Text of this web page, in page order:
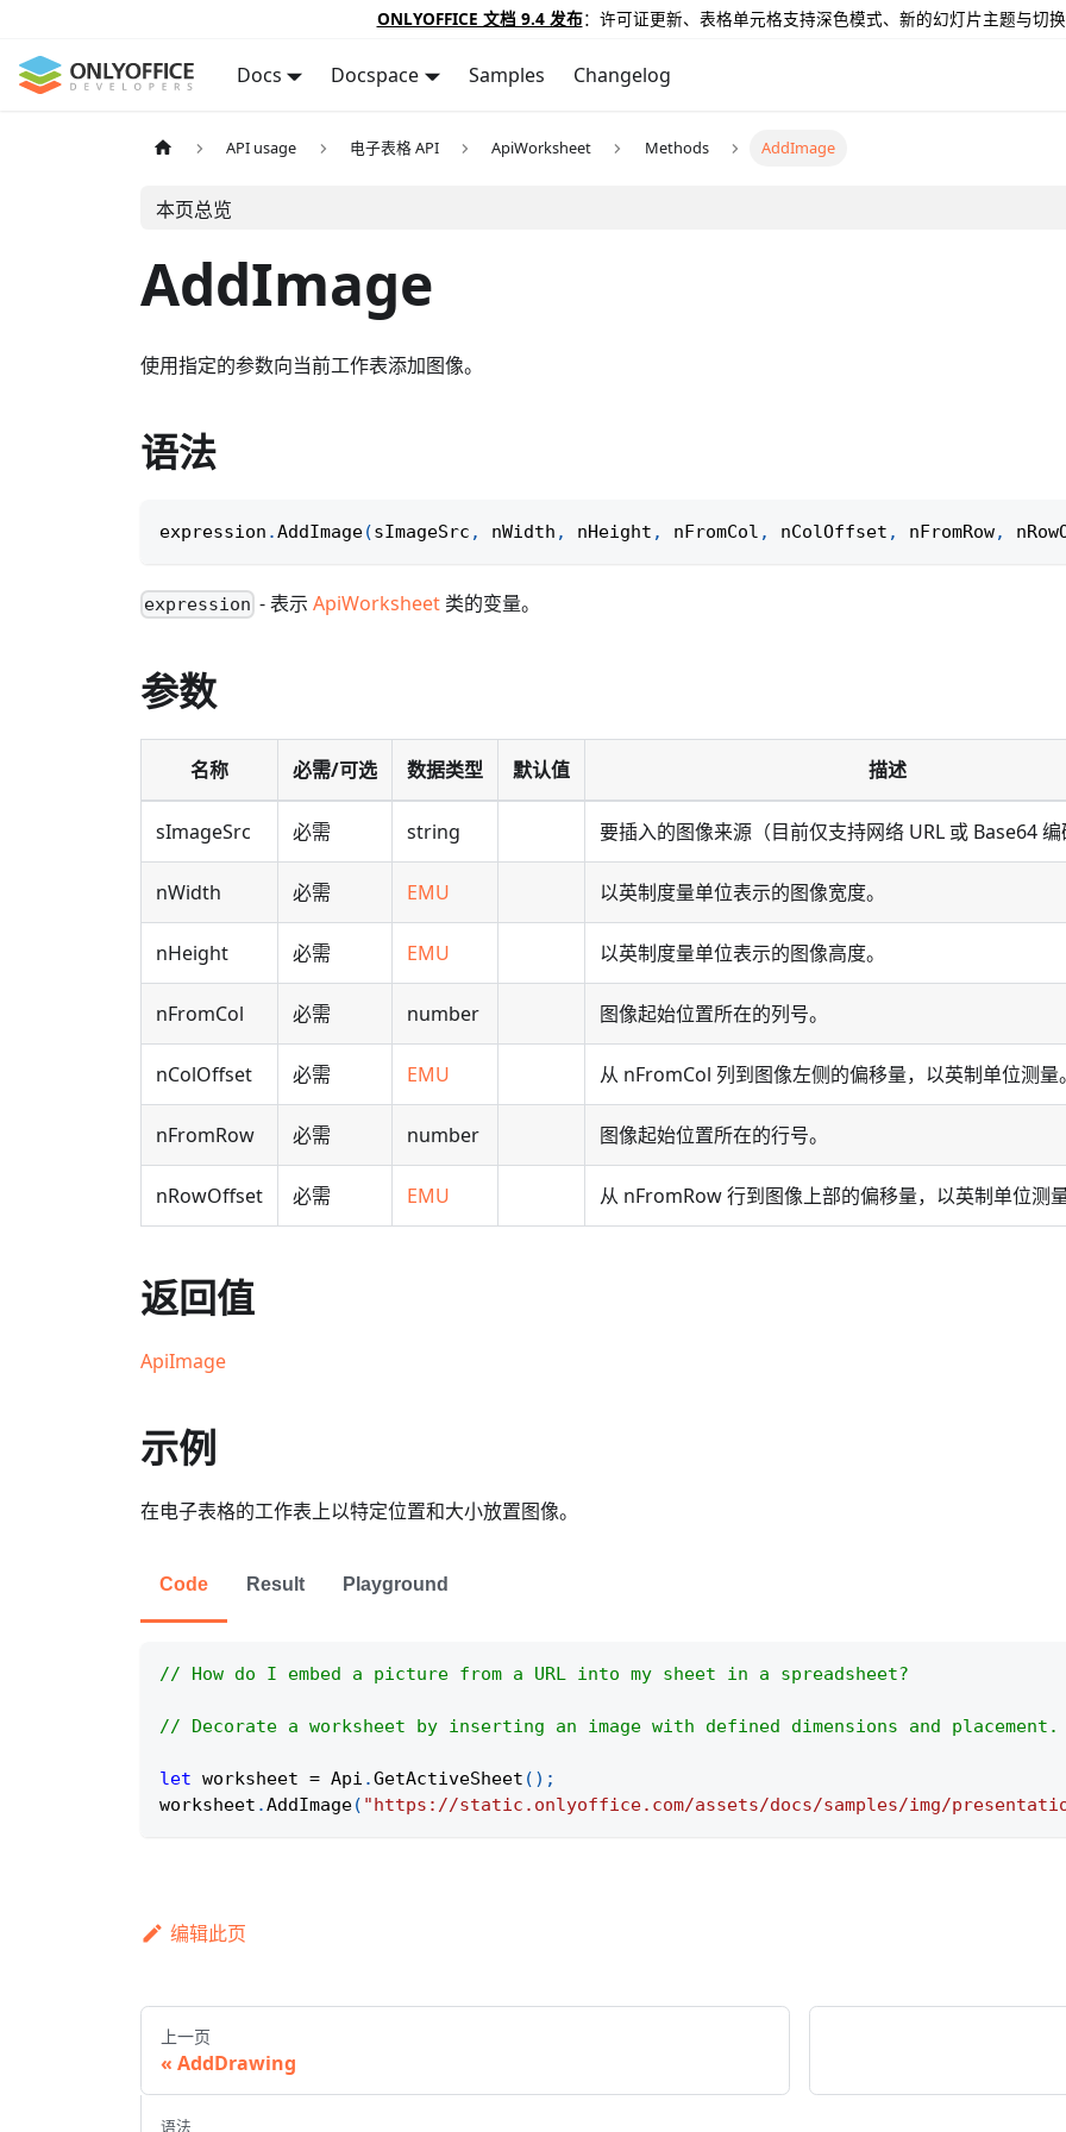
ONLYOFFICE 文档 9.4 发布：许可证更新、表格单元格支持深色模式、新的幻灯片主题与切
Docs Docspace Samples Changelog
API usage 电子表格 API ApiWorksheet Methods AddImage
本页总览
AddImage
使用指定的参数向当前工作表添加图像。
语法
expression .AddImage(sImageSrc , nWidth , nHeight , nFromCol , nColOffset , nFromRow,
expression - 表示ApiWorksheet 类的变量。
参数
名称 必需/可选 数据类型 默认值 描述
sImageSrc 必需 string 要插入的图像来源（目前仅支持网络 URL 或 Base64
nWidth 必需 EMU 以英制度量单位表示的图像宽度。
nHeight 必需 EMU 以英制度量单位表示的图像高度。
nFromCol 必需 number 图像起始位置所在的列号。
nColOffset 必需 EMU 从 nFromCol 列到图像左侧的偏移量，以英制单位测量
nFromRow 必需 number 图像起始位置所在的行号。
nRowOffset 必需 EMU 从 nFromRow 行到图像上部的偏移量，以英制单位测
返回值
ApiImage
示例
在电子表格的工作表上以特定位置和大小放置图像。
Code Result Playground
// How do I embed a picture from a URL into my sheet in a spreadsheet?
// Decorate a worksheet by inserting an image with defined dimensions and placement.
let worksheet = Api .GetActiveSheet ( ) ;
worksheet .AddImage( "https://static.onlyoffice.com/assets/docs/samples/img/
编辑此页
上一页
AddDrawing
语法